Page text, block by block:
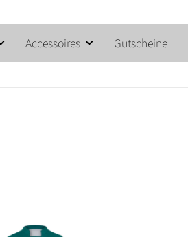
Accessoires Gutscheine